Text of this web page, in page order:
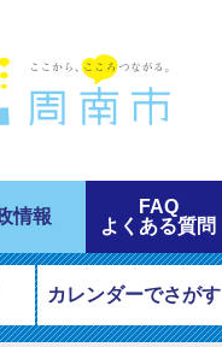
情報
FAQ
よくある質問
カレンダーでさがす